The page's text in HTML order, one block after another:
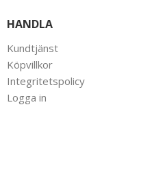
HANDLA
Kundtjänst
Köpvillkor
Integritetspolicy
Logga in